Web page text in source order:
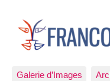
Galerie d’Images